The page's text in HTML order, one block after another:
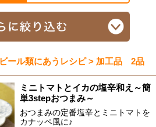
ール類にあうレシピ > 加工品 2品
ミニトマトとイカの塩辛和え～簡
単3stepおつまみ～
おつまみの定番塩辛とミニトマトを
カナッペ風に♪